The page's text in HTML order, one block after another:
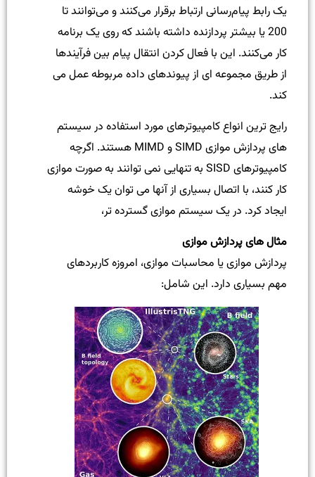
یک رابط پیام‌رسانی ارتباط برقرار می‌کنند و می‌توانند تا
200 یا بیشتر پردازنده داشته باشند که روی یک برنامه
کار می‌کنند. این با فعال کردن انتقال پیام بین فرآیندها
از طریق مجموعه ای از پیوندهای داده مربوطه عمل می
کند.
رایج ترین انواع کامپیوترهای مورد استفاده در سیستم
های پردازش موازی SIMD و MIMD هستند. اگرچه
کامپیوترهای SISD به تنهایی نمی توانند به صورت موازی
کار کنند، با اتصال بسیاری از آنها می توان یک خوشه
ایجاد کرد. در یک سیستم موازی گسترده تر،
مثال های پردازش موازی
پردازش موازی یا محاسبات موازی، امروزه کاربردهای
مهم بسیاری دارد. این شامل: